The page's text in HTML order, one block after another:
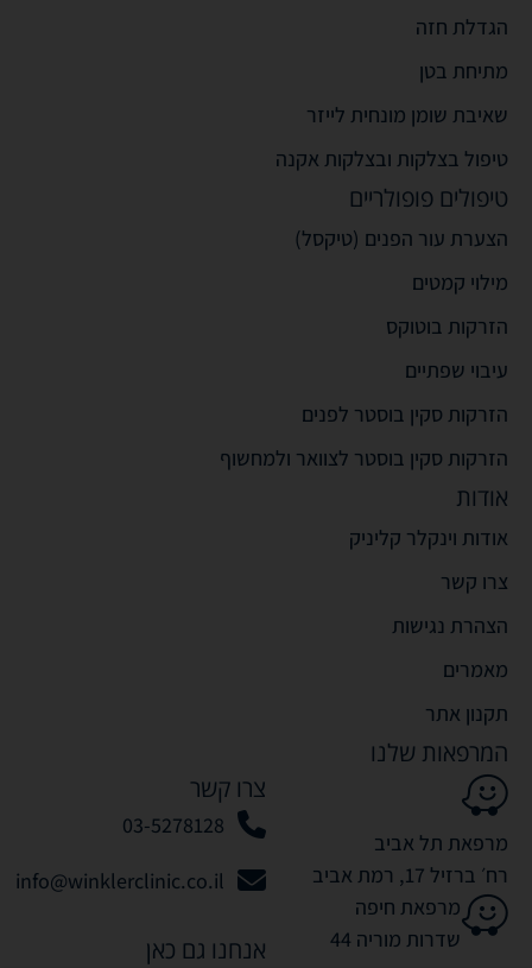
הגדלת חזה
מתיחת בטן
שאיבת שומן מונחית לייזר
טיפול בצלקות ובצלקות אקנה
טיפולים פופולריים
הצערת עור הפנים (טיקסל)
מילוי קמטים
הזרקות בוטוקס
עיבוי שפתיים
הזרקות סקין בוסטר לפנים
הזרקות סקין בוסטר לצוואר ולמחשוף
אודות
אודות וינקלר קליניק
צרו קשר
הצהרת נגישות
מאמרים
תקנון אתר
המרפאות שלנו
מרפאת תל אביב
רח׳ ברזיל 17, רמת אביב
מרפאת חיפה
שדרות מוריה 44
צרו קשר
03-5278128
info@winklerclinic.co.il
אנחנו גם כאן